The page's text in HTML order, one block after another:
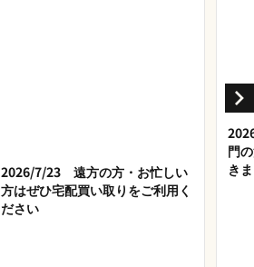
2026/7/23 遠方の方・お忙しい
方はぜひ宅配買い取りをご利用く
ださい
門
き